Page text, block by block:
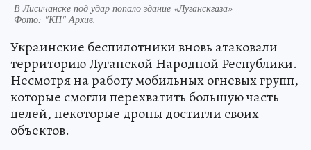
В Лисичанске под удар попало здание «Луганскгаза»
Фото: "КП" Архив.
Украинские беспилотники вновь атаковали
территорию Луганской Народной Республики.
Несмотря на работу мобильных огневых групп,
которые смогли перехватить большую часть
целей, некоторые дроны достигли своих
объектов.